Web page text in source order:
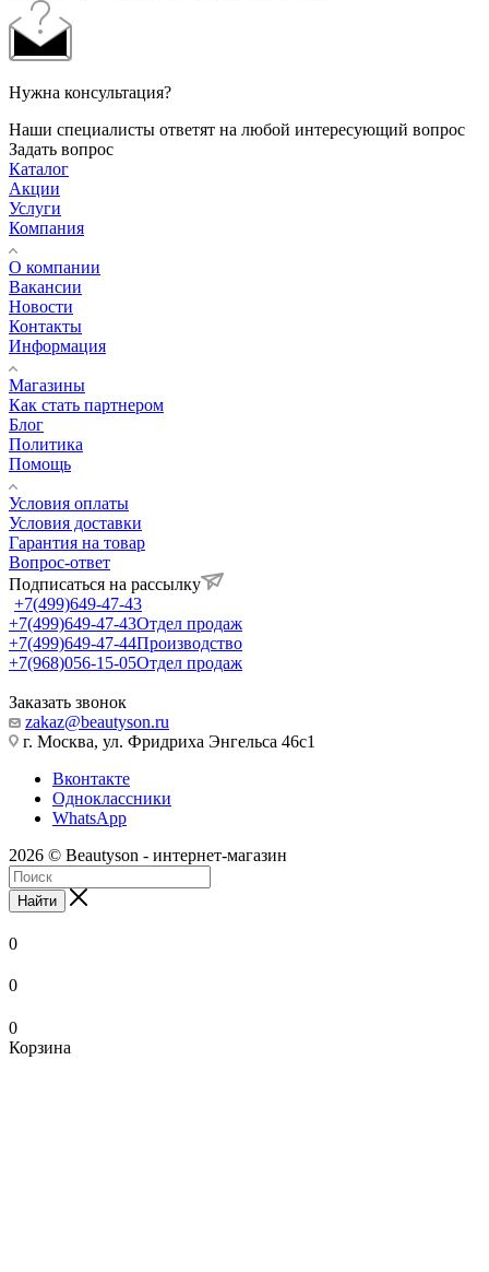
Нужна консультация?
Наши специалисты ответят на любой интересующий вопрос
Задать вопрос
Каталог
Акции
Услуги
Компания
О компании
Вакансии
Новости
Контакты
Информация
Магазины
Как стать партнером
Блог
Политика
Помощь
Условия оплаты
Условия доставки
Гарантия на товар
Вопрос-ответ
Подписаться на рассылку
+7(499)649-47-43
+7(499)649-47-43Отдел продаж
+7(499)649-47-44Производство
+7(968)056-15-05Отдел продаж
Заказать звонок
zakaz@beautyson.ru
г. Москва, ул. Фридриха Энгельса 46с1
Вконтакте
Одноклассники
WhatsApp
2026 © Beautyson - интернет-магазин
Найти
0
0
0
Корзина